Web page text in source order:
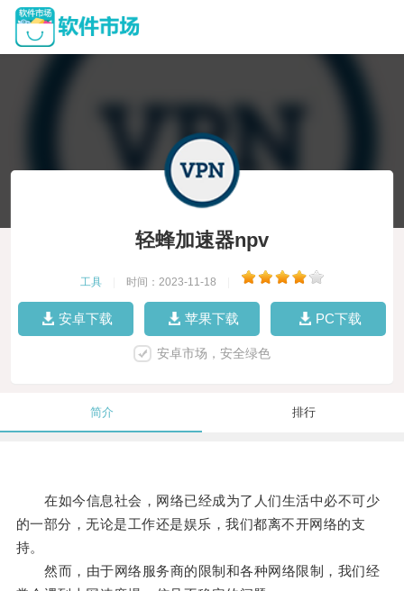
轻蜂加速器npv
工具 时间：2023-11-18
安卓下载 苹果下载 PC下载
安卓市场，安全绿色
简介 排行
在如今信息社会，网络已经成为了人们生活中必不可少
的一部分，无论是工作还是娱乐，我们都离不开网络的支
持。
然而，由于网络服务商的限制和各种网络限制，我们经